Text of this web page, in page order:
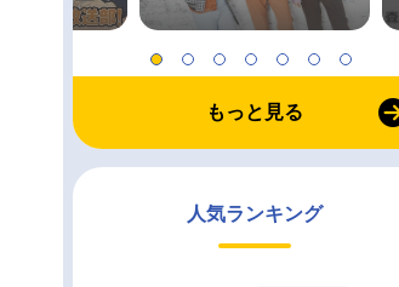
もっと見る
人気ランキング